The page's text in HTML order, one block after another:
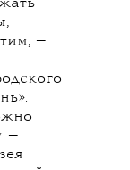
—
—